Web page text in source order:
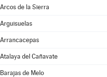
Arcos de la Sierra
Arguisuelas
Arrancacepas
Atalaya del Cañavate
Barajas de Melo